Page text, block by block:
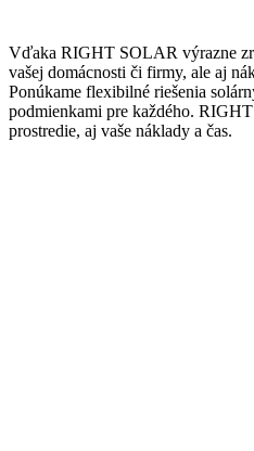
Vďaka RIGHT SOLAR výrazne
vašej domácnosti či firmy, ale aj
Ponúkame flexibilné riešenia
podmienkami pre každého.
prostredie, aj vaše náklady a čas.